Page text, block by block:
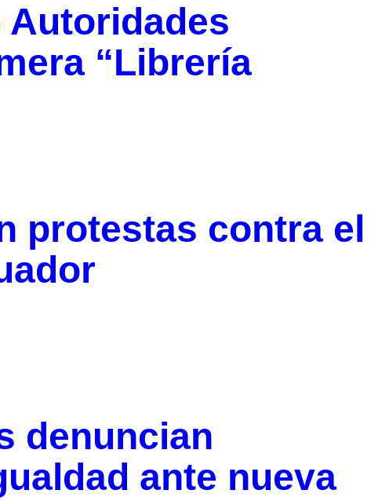
Autoridades
“Librería
protestas contra el
denuncian
ante nueva